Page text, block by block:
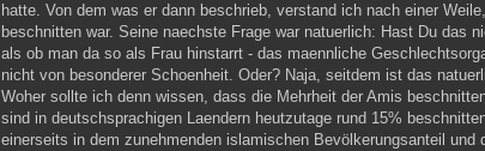
hatte. Von dem was er dann beschrieb, verstand ich nach einer
beschnitten war. Seine naechste Frage war natuerlich: Hast Du das
als ob man da so als Frau hinstarrt - das maennliche
nicht von besonderer Schoenheit. Oder? Naja, seitdem ist das
Woher sollte ich denn wissen, dass die Mehrheit der Amis
sind in deutschsprachigen Laendern heutzutage rund 15%
einerseits in dem zunehmenden islamischen Bevölkerungsanteil und